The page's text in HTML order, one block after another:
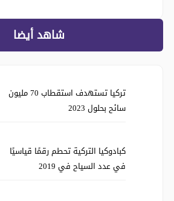
شاهد أيضا
تركيا تستهدف استقطاب 70 مليون
سائح بحلول 2023
كبادوكيا التركية تحطم رقمًا قياسيًا
في عدد السياح في 2019